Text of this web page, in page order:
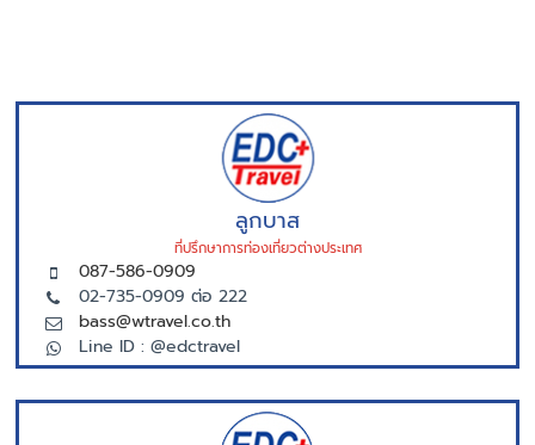
ลูกบาส
ที่ปรึกษาการท่องเที่ยวต่างประเทศ
087-586-0909
02-735-0909 ต่อ 222
bass@wtravel.co.th
Line ID : @edctravel